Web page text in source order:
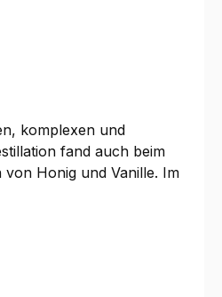
komplexen und
fand auch beim
Honig und Vanille. Im